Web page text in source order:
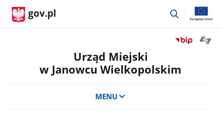
gov.pl
przejdź
Przejdź
Biuletyn
Urząd Miejski
w Janowcu Wielkopolskim
MENU